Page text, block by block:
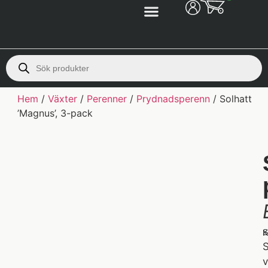
Hem /Växter / Perenner / Prydnadsperenn / Solhatt
’Magnus’, 3-pack